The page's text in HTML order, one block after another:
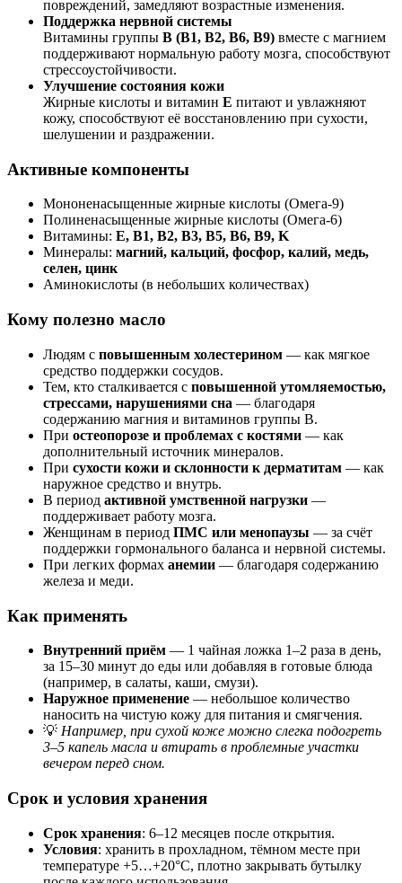
повреждений, замедляют возрастные изменения.
Поддержка нервной системы
Витамины группы B (B1, B2, B6, B9) вместе с магнием
поддерживают нормальную работу мозга, способствуют
стрессоустойчивости.
Улучшение состояния кожи
Жирные кислоты и витамин E питают и увлажняют
кожу, способствуют её восстановлению при сухости,
шелушении и раздражении.
Активные компоненты
Мононенасыщенные жирные кислоты (Омега-9)
Полиненасыщенные жирные кислоты (Омега-6)
Витамины: E, B1, B2, B3, B5, B6, B9, K
Минералы: магний, кальций, фосфор, калий, медь,
селен, цинк
Аминокислоты (в небольших количествах)
Кому полезно масло
Людям с повышенным холестерином — как мягкое
средство поддержки сосудов.
Тем, кто сталкивается с повышенной утомляемостью,
стрессами, нарушениями сна — благодаря
содержанию магния и витаминов группы B.
При остеопорозе и проблемах с костями — как
дополнительный источник минералов.
При сухости кожи и склонности к дерматитам — как
наружное средство и внутрь.
В период активной умственной нагрузки —
поддерживает работу мозга.
Женщинам в период ПМС или менопаузы — за счёт
поддержки гормонального баланса и нервной системы.
При легких формах анемии — благодаря содержанию
железа и меди.
Как применять
Внутренний приём — 1 чайная ложка 1–2 раза в день,
за 15–30 минут до еды или добавляя в готовые блюда
(например, в салаты, каши, смузи).
Наружное применение — небольшое количество
наносить на чистую кожу для питания и смягчения.
💡 Например, при сухой коже можно слегка подогреть
3–5 капель масла и втирать в проблемные участки
вечером перед сном.
Срок и условия хранения
Срок хранения: 6–12 месяцев после открытия.
Условия: хранить в прохладном, тёмном месте при
температуре +5…+20°C, плотно закрывать бутылку